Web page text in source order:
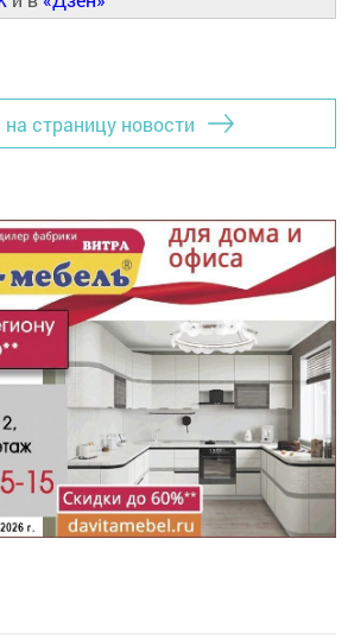
на страницу новости